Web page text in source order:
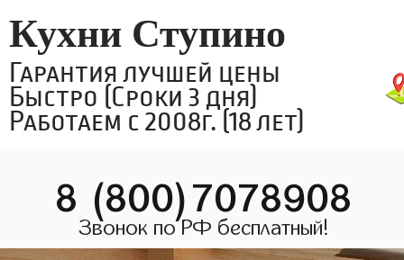
Кухни Ступино
Гарантия лучшей цены
Быстро (Сроки 3 дня)
Работаем с 2008г. (18 лет)
8 (800)7078908
Звонок по РФ бесплатный!